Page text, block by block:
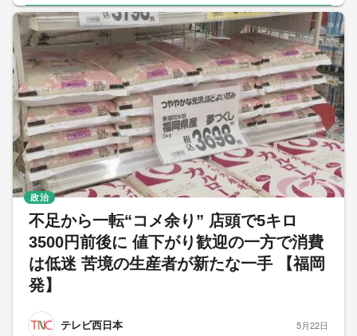
不足から一転“コメ余り” 店頭で5キロ
3500円前後に 値下がり歓迎の一方で消費
は低迷 苦境の生産者が新たな一手 【福岡
発】
テレビ西日本
政治
5月22日